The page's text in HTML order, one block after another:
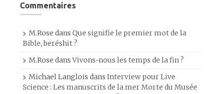
Commentaires
M.Rose dans Que signifie le premier mot de la
Bible, beréshit ?
M.Rose dansVivons-nous les temps de la fin ?
Michael Langlois dans Interview pour Live
Science : Les manuscrits de la mer Morte du Musée